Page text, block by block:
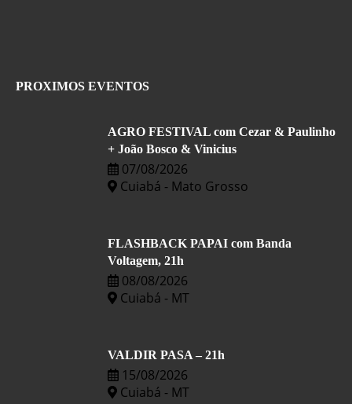
PROXIMOS EVENTOS
AGRO FESTIVAL com Cezar & Paulinho
+ João Bosco & Vinicius
07/08/2026
Cuiabá - Mato Grosso
FLASHBACK PAPAI com Banda
Voltagem, 21h
08/08/2026
Cuiabá - MT
VALDIR PASA – 21h
15/08/2026
Cuiabá - MT